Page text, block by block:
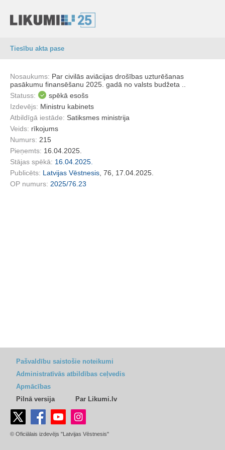
Tiesību akta pase
Nosaukums: Par civilās aviācijas drošības uzturēšanas
pasākumu finansēšanu 2025. gadā no valsts budžeta ..
Statuss:
spēkā esošs
Izdevējs: Ministru kabinets
Atbildīgā iestāde: Satiksmes ministrija
Veids: rīkojums
Numurs: 215
Pieņemts: 16.04.2025.
Stājas spēkā: 16.04.2025.
Publicēts: Latvijas Vēstnesis , 76, 17.04.2025.
OP numurs: 2025/76.23
Pašvaldību saistošie noteikumi
Administratīvās atbildības ceļvedis
Apmācības
Pilnā versija
Par Likumi.lv
© Oficiālais izdevējs "Latvijas Vēstnesis"